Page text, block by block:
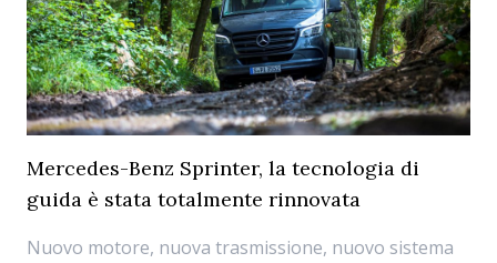
Mercedes-Benz Sprinter, la tecnologia di
guida è stata totalmente rinnovata
Nuovo motore, nuova trasmissione, nuovo sistema